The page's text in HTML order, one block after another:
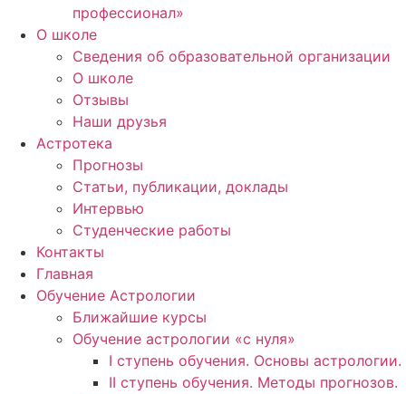
профессионал»
О школе
Сведения об образовательной организации
О школе
Отзывы
Наши друзья
Астротека
Прогнозы
Статьи, публикации, доклады
Интервью
Студенческие работы
Контакты
Главная
Обучение Астрологии
Ближайшие курсы
Обучение астрологии «с нуля»
I ступень обучения. Основы астрологии.
II ступень обучения. Методы прогнозов.